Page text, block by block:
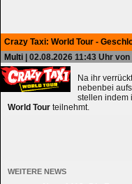
Crazy Taxi: World Tour -
Multi | 02.08.2026 11:43 Uhr
Na ihr
nebenbei
stellen indem
World Tour teilnehmt.
WEITERE NEWS